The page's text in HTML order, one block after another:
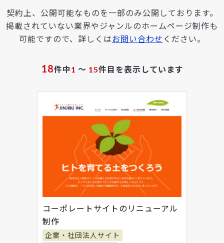
契約上、公開可能なものを一部のみ公開しております。
掲載されていない業界やジャンルのホームページ制作も
可能ですので、詳しくはお問い合わせ ください。
18件中 1 ～ 15件目を表示しています
コーポレートサイトのリニューアル
制作
企業・社団法人サイト